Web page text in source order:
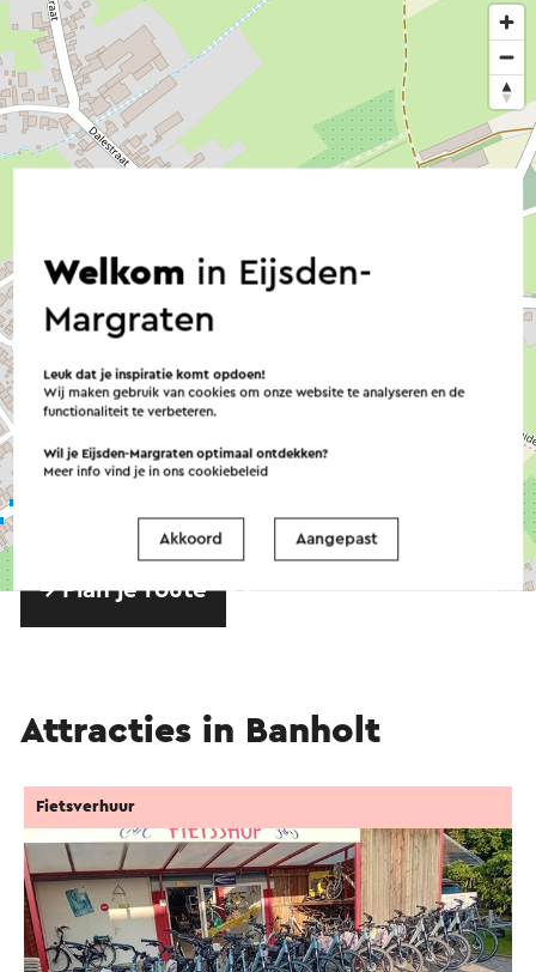
©OpenStreetMap
→ Plan je route
Attracties in Banholt
Fietsverhuur
Welkom in Eijsden-
Margraten
Leuk dat je inspiratie komt opdoen!
Wij maken gebruik van cookies om onze website te analyseren en de
functionaliteit te verbeteren.
Wil je Eijsden-Margraten optimaal ontdekken?
Meer info vind je in onscookiebeleid
Akkoord Aangepast